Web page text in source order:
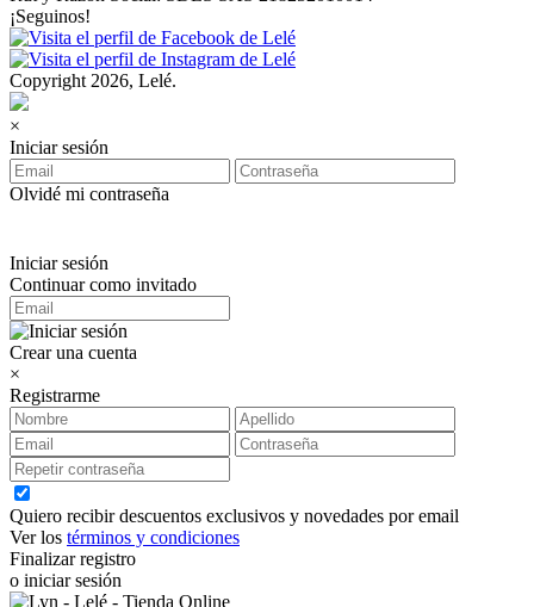
¡Seguinos!
Copyright 2026, Lelé.
×
Iniciar sesión
Olvidé mi contraseña
Iniciar sesión
Continuar como invitado
Crear una cuenta
×
Registrarme
Quiero recibir descuentos exclusivos y novedades por email
Ver los términos y condiciones
Finalizar registro
o iniciar sesión